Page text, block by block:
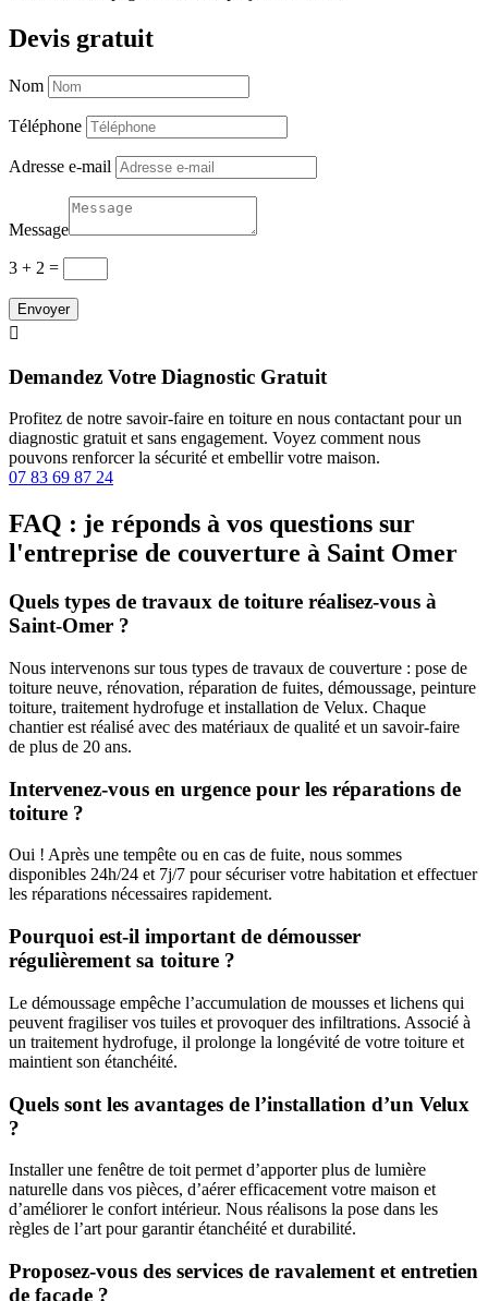
Devis gratuit
Nom
Téléphone
Adresse e-mail
Message
3 + 2 =
Envoyer

Demandez Votre Diagnostic Gratuit
Profitez de notre savoir-faire en toiture en nous contactant pour un
diagnostic gratuit et sans engagement. Voyez comment nous
pouvons renforcer la sécurité et embellir votre maison.
07 83 69 87 24
FAQ : je réponds à vos questions sur
l'entreprise de couverture à Saint Omer
Quels types de travaux de toiture réalisez-vous à
Saint-Omer ?
Nous intervenons sur tous types de travaux de couverture : pose de
toiture neuve, rénovation, réparation de fuites, démoussage, peinture
toiture, traitement hydrofuge et installation de Velux. Chaque
chantier est réalisé avec des matériaux de qualité et un savoir-faire
de plus de 20 ans.
Intervenez-vous en urgence pour les réparations de
toiture ?
Oui ! Après une tempête ou en cas de fuite, nous sommes
disponibles 24h/24 et 7j/7 pour sécuriser votre habitation et effectuer
les réparations nécessaires rapidement.
Pourquoi est-il important de démousser
régulièrement sa toiture ?
Le démoussage empêche l’accumulation de mousses et lichens qui
peuvent fragiliser vos tuiles et provoquer des infiltrations. Associé à
un traitement hydrofuge, il prolonge la longévité de votre toiture et
maintient son étanchéité.
Quels sont les avantages de l’installation d’un Velux
?
Installer une fenêtre de toit permet d’apporter plus de lumière
naturelle dans vos pièces, d’aérer efficacement votre maison et
d’améliorer le confort intérieur. Nous réalisons la pose dans les
règles de l’art pour garantir étanchéité et durabilité.
Proposez-vous des services de ravalement et entretien
de façade ?